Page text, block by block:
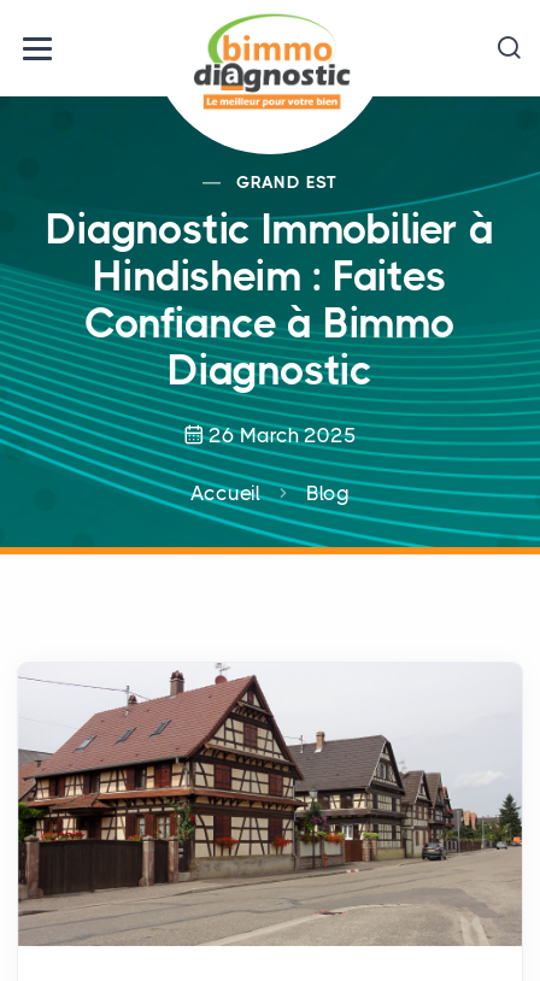
GRAND EST
Diagnostic Immobilier à
Hindisheim : Faites
Confiance à Bimmo
Diagnostic
26 March 2025
Accueil Blog